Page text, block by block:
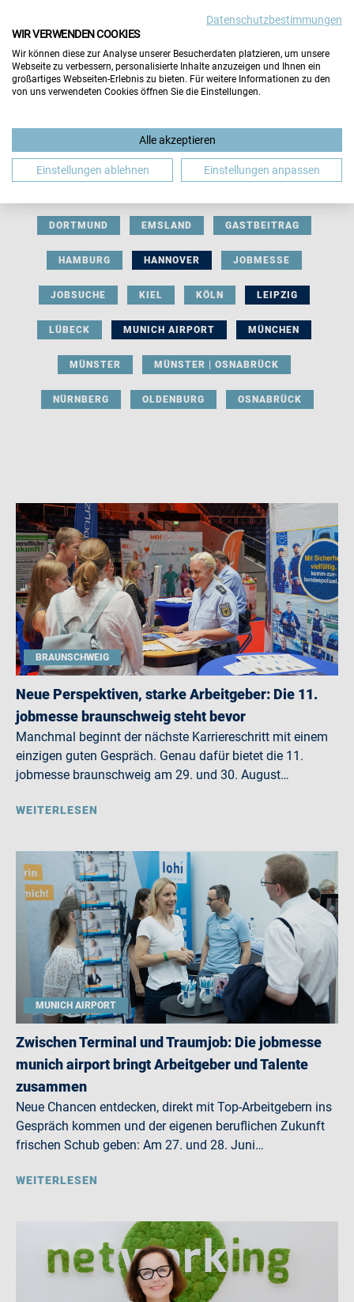
BERUFLICHE ORIENTIERUNG BEWERBUNG
DORTMUND EMSLAND GASTBEITRAG
HAMBURG HANNOVER JOBMESSE
JOBSUCHE KIEL KÖLN LEIPZIG
LÜBECK MUNICH AIRPORT MÜNCHEN
MÜNSTER MÜNSTER | OSNABRÜCK
NÜRNBERG OLDENBURG OSNABRÜCK
BRAUNSCHWEIG
Neue Perspektiven, starke Arbeitgeber: Die 11.
jobmesse braunschweig steht bevor
Manchmal beginnt der nächste Karriereschritt mit einem
einzigen guten Gespräch. Genau dafür bietet die 11.
jobmesse braunschweig am 29. und 30. August…
WEITERLESEN
MUNICH AIRPORT
Zwischen Terminal und Traumjob: Die jobmesse
munich airport bringt Arbeitgeber und Talente
zusammen
Neue Chancen entdecken, direkt mit Top-Arbeitgebern ins
Gespräch kommen und der eigenen beruflichen Zukunft
frischen Schub geben: Am 27. und 28. Juni…
WEITERLESEN
Datenschutzbestimmungen
WIR VERWENDEN COOKIES
Wir können diese zur Analyse unserer Besucherdaten platzieren, um unsere
Webseite zu verbessern, personalisierte Inhalte anzuzeigen und Ihnen ein
großartiges Webseiten-Erlebnis zu bieten. Für weitere Informationen zu den
von uns verwendeten Cookies öffnen Sie die Einstellungen.
Alle akzeptieren
Einstellungen ablehnen Einstellungen anpassen